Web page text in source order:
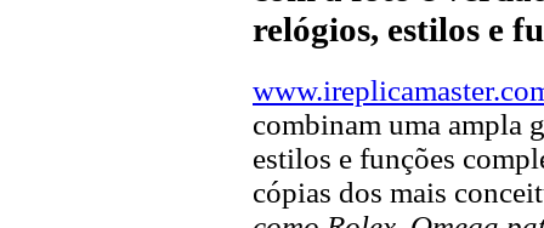
relógios, estilos e
combinam uma ampla
estilos e funções
cópias dos mais